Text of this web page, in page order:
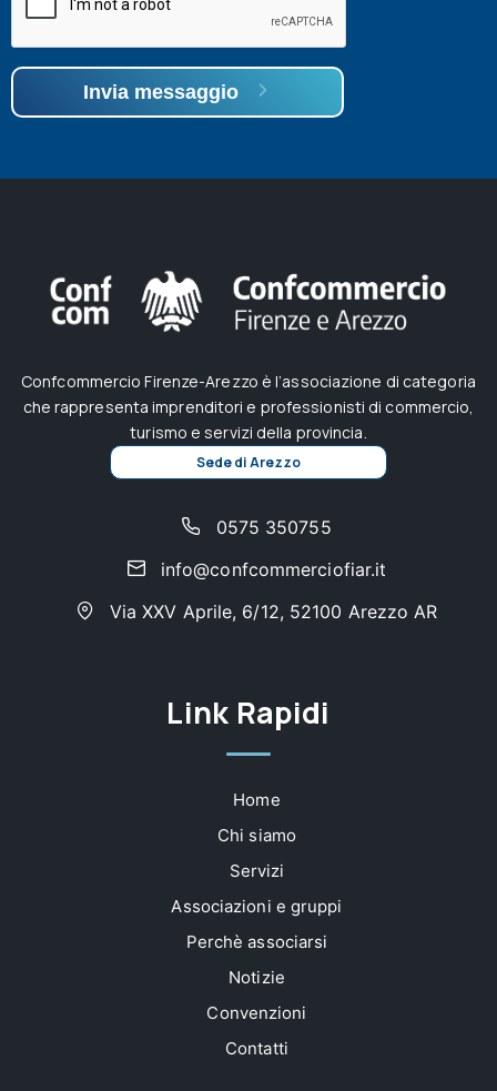
Invia messaggio
Confcommercio Firenze-Arezzo è l’associazione di categoria
che rappresenta imprenditori e professionisti di commercio,
turismo e servizi della provincia.
Sede di Arezzo
0575 350755
info@confcommerciofiar.it
Via XXV Aprile, 6/12, 52100 Arezzo AR
Link Rapidi
Home
Chi siamo
Servizi
Associazioni e gruppi
Perchè associarsi
Notizie
Convenzioni
Contatti